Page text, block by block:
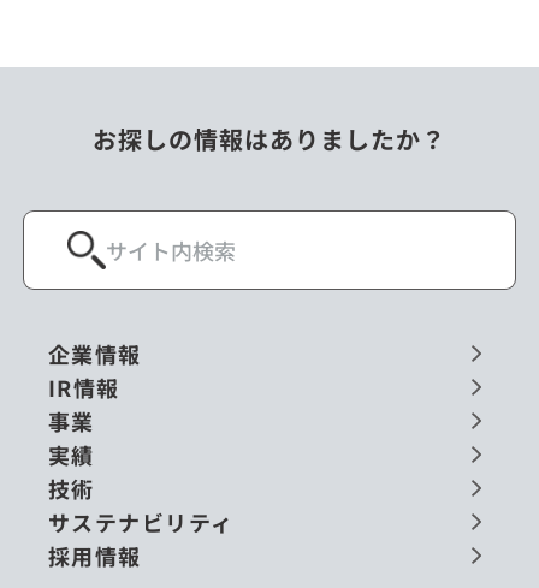
お探しの情報はありましたか？
企業情報
IR情報
事業
実績
技術
サステナビリティ
採用情報